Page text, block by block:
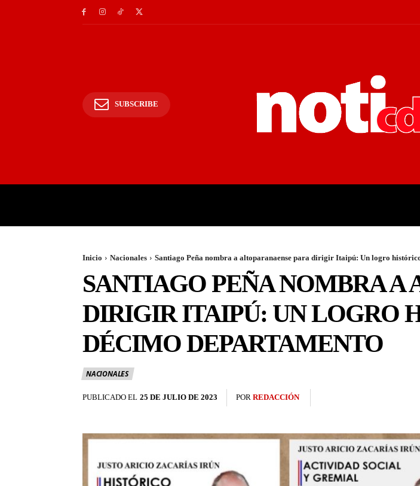
SUBSCRIBE
Inicio Nacionales Santiago Peña nombra a altoparanaense para dirigir Itaipú: Un logro
SANTIAGO PEÑA NOMBRA A
DIRIGIR ITAIPÚ: UN LOGRO
DÉCIMO DEPARTAMENTO
NACIONALES
PUBLICADO EL 25 DE JULIO DE 2023 POR REDACCIÓN